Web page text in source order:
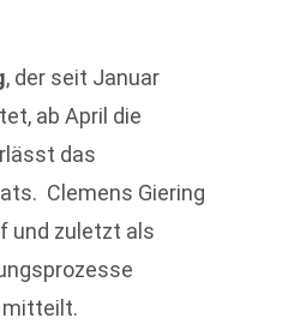
, der seit Januar
ab April die
das
Clemens Giering
und zuletzt als
mitteilt.